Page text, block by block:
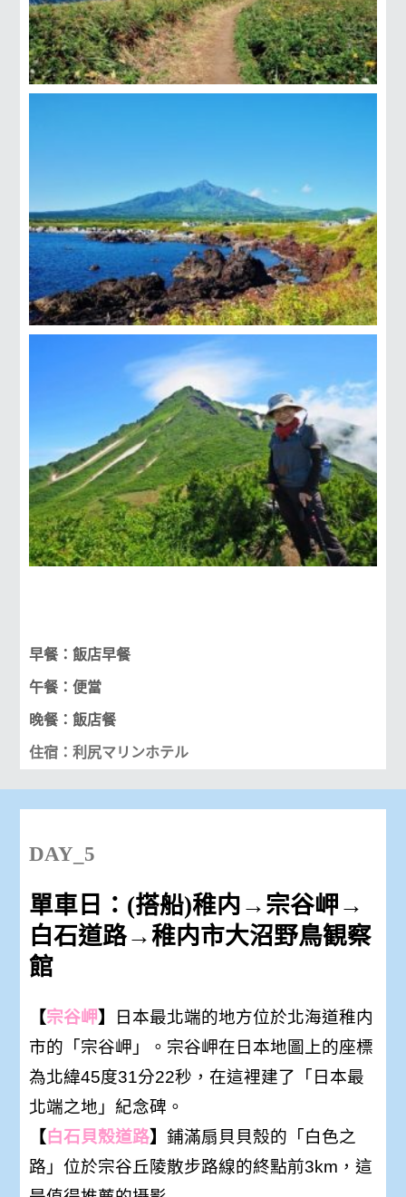
早餐：飯店早餐
午餐：便當
晚餐：飯店餐
住宿：利尻マリンホテル
DAY_5
單車日：(搭船)稚内→宗谷岬→
白石道路→稚内市大沼野鳥観察
館
【宗谷岬】
日本最北端的地方位於北海道稚内
市的「宗谷岬」。宗谷岬在日本地圖上的座標
為北緯45度31分22秒，在這裡建了「日本最
北端之地」紀念碑。
【白石貝殼道路】 鋪滿扇貝貝殼的「白色之
路」位於宗谷丘陵散步路線的終點前3km，這